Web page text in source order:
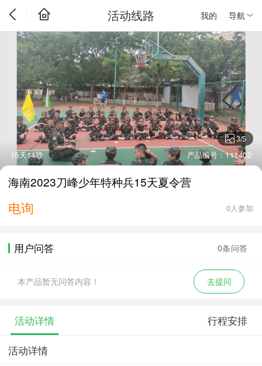
我的 导航
活动线路
3/5
15天14晚 产品编号：111402
海南2023刀峰少年特种兵15天夏令营
电询 0人参加
用户问答 0条问答
本产品暂无问答内容！ 去提问
活动详情 行程安排
活动详情